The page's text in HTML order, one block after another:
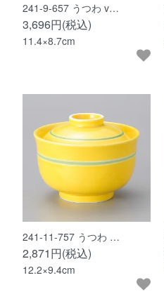
241-9-657 うつわ v…
3,696円(税込)
11.4×8.7cm
241-11-757 うつわ …
2,871円(税込)
12.2×9.4cm